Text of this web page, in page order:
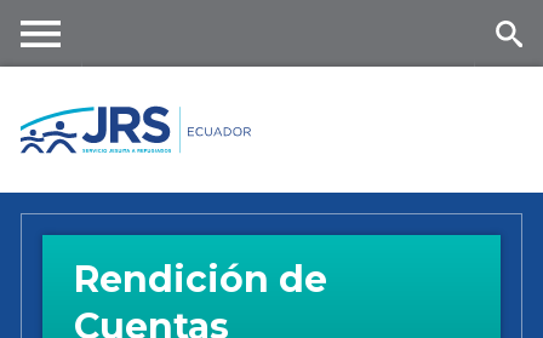
content
nu
Rendición de
Cuentas